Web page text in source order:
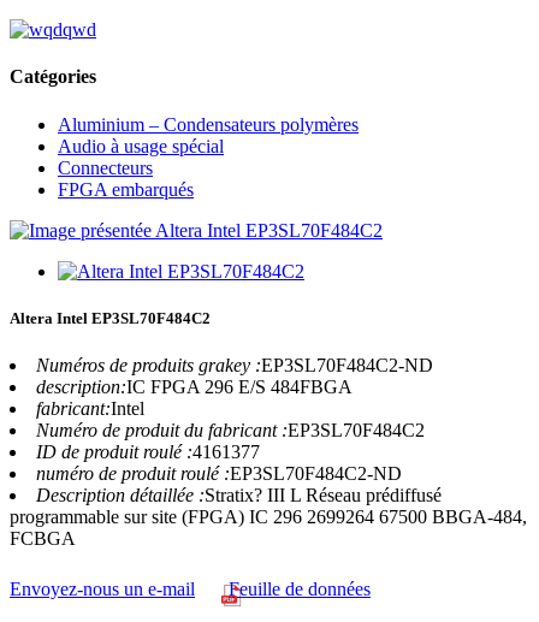
Catégories
Aluminium – Condensateurs polymères
Audio à usage spécial
Connecteurs
FPGA embarqués
Altera Intel EP3SL70F484C2
Numéros de produits grakey :EP3SL70F484C2-ND
description:IC FPGA 296 E/S 484FBGA
fabricant:Intel
Numéro de produit du fabricant :EP3SL70F484C2
ID de produit roulé :4161377
numéro de produit roulé :EP3SL70F484C2-ND
Description détaillée :Stratix? III L Réseau prédiffusé
programmable sur site (FPGA) IC 296 2699264 67500 BBGA-484,
FCBGA
Envoyez-nous un e-mail Feuille de données